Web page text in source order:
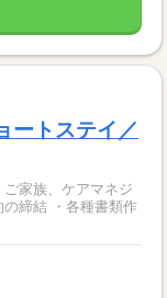
ートステイ／
家族、ケアマネジ
締結 ・各種書類作